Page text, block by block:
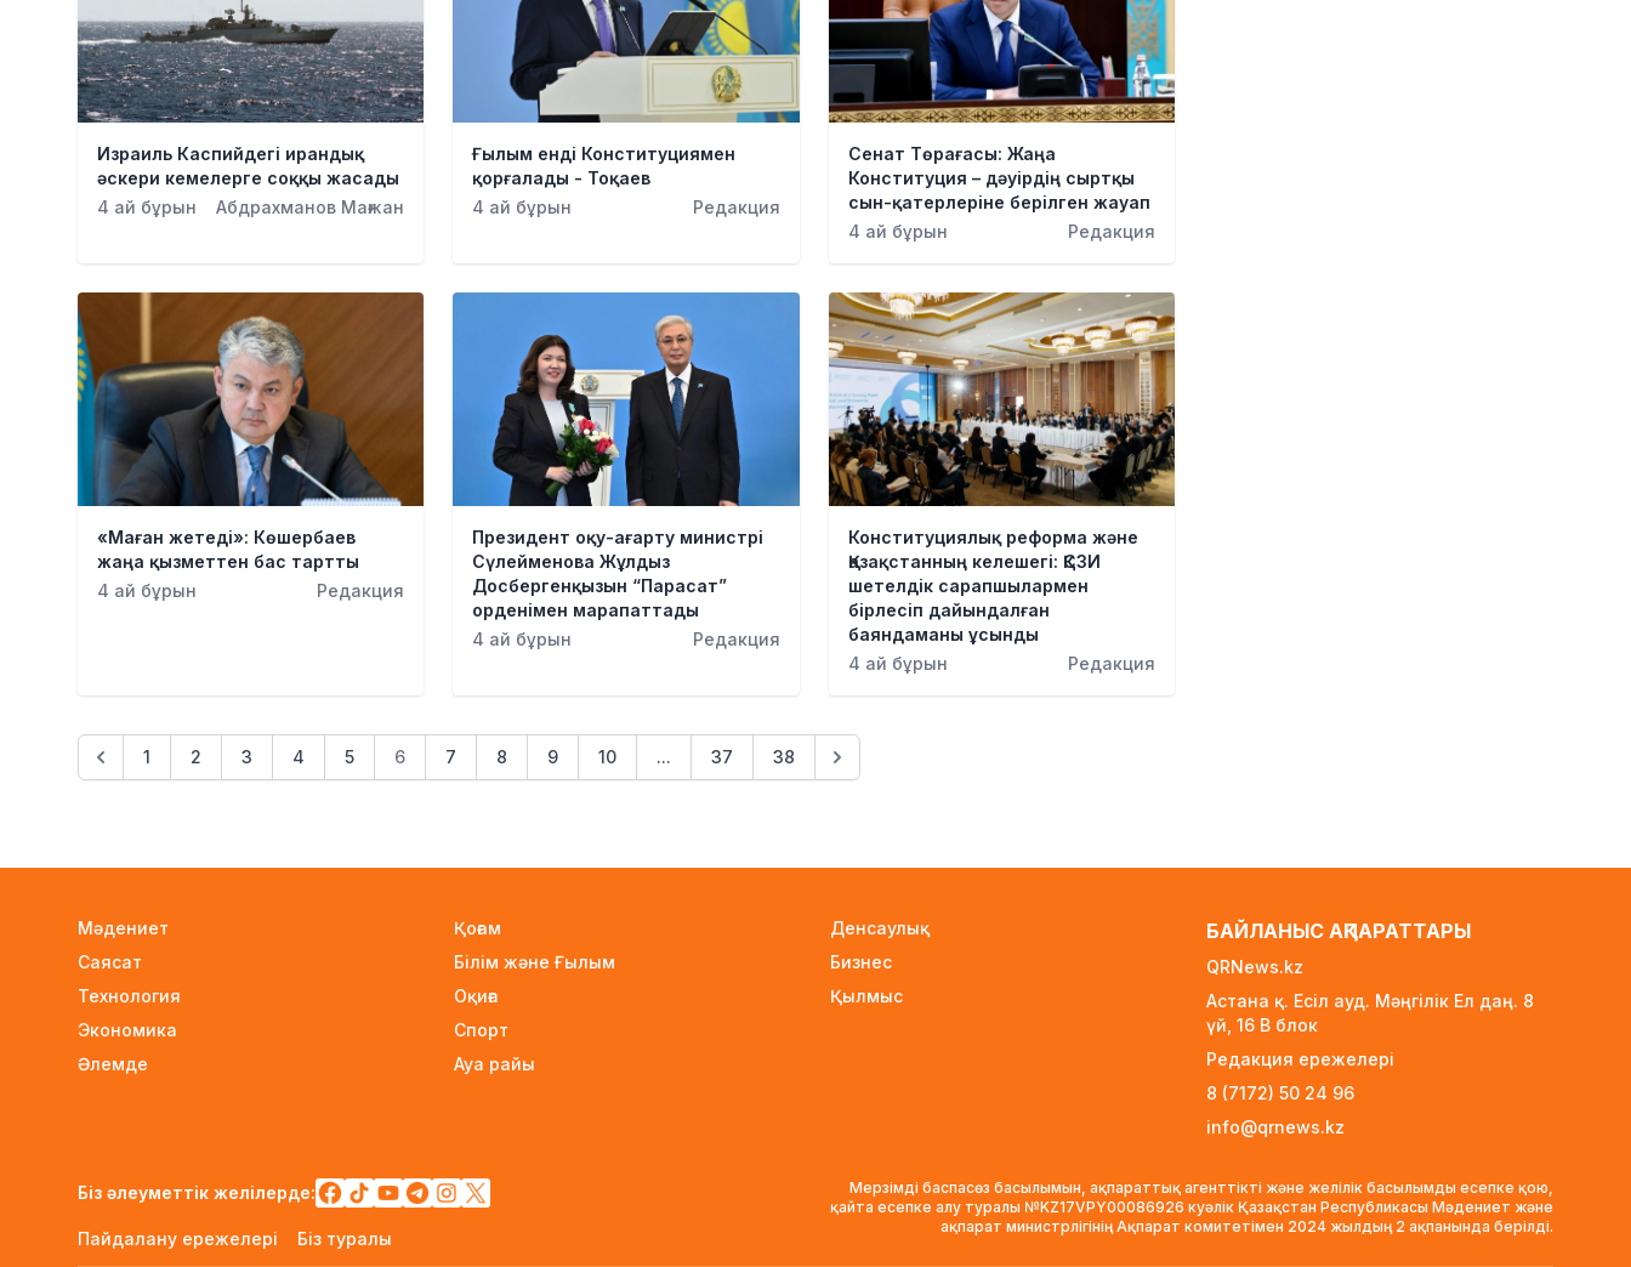
Израиль Каспийдегі ирандық
әскери кемелерге соққы жасады
4 ай бұрын
Абдрахманов Мағжан
Ғылым енді Конституциямен
қорғалады - Тоқаев
4 ай бұрын
Редакция
Сенат Төрағасы: Жаңа
Конституция – дәуірдің сыртқы
сын-қатерлеріне берілген жауап
4 ай бұрын
Редакция
«Маған жетеді»: Көшербаев
жаңа қызметтен бас тартты
4 ай бұрын
Редакция
Президент оқу-ағарту министрі
Сүлейменова Жұлдыз
Досбергенқызын “Парасат”
орденімен марапаттады
4 ай бұрын
Редакция
Конституциялық реформа және
Қазақстанның келешегі: ҚСЗИ
шетелдік сарапшылармен
бірлесіп дайындалған
баяндаманы ұсынды
4 ай бұрын
Редакция
1 2 3 4 5 6 7 8 9 10 ... 37 38
320 мың теңге керек деп
есептейді
Қыркүйектен бастап жаңа
ереже күшіне енеді:
қойылатын талаптар
қатаңдатылды
Wildberries қоймаларын
Қазақстанға көшіру туралы
Мәдениет
Саясат
Технология
Экономика
Әлемде
Қоғам
Білім және Ғылым
Оқиға
Спорт
Ауа райы
Денсаулық
Бизнес
Қылмыс
БАЙЛАНЫС АҚПАРАТТАРЫ
QRNews.kz
Астана қ. Есіл ауд. Мәңгілік Ел даң. 8
үй, 16 B блок
Редакция ережелері
8 (7172) 50 24 96
info@qrnews.kz
Біз әлеуметтік желілерде:
Пайдалану ережелері Біз туралы
Мерзімді баспасөз басылымын, ақпараттық агенттікті және желілік басылымды есепке қою,
қайта есепке алу туралы №KZ17VPY00086926 куәлік Қазақстан Республикасы Мәдениет және
ақпарат министрлігінің Ақпарат комитетімен 2024 жылдың 2 ақпанында берілді.